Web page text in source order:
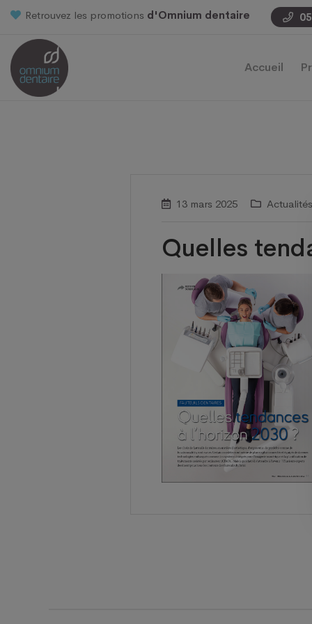
Retrouvez les promotions d'Omnium dentaire
Accueil
13 mars 2025 Actualités
Quelles